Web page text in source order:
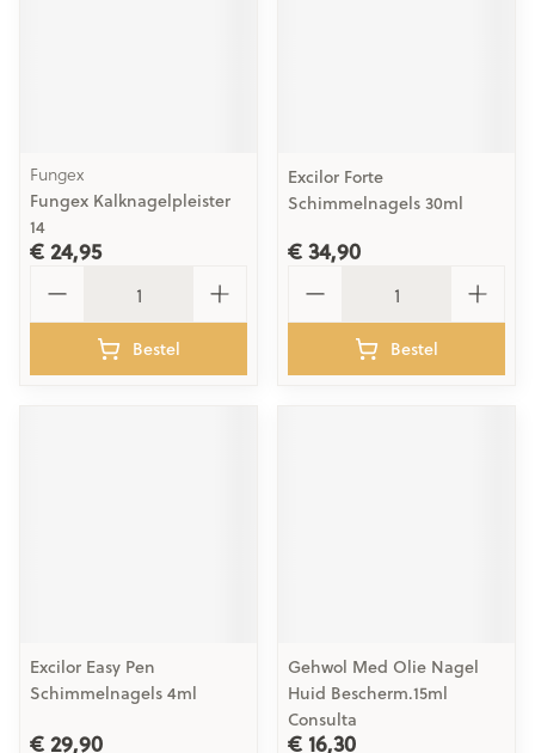
Fungex
Fungex Kalknagelpleister
14
€ 24,95
Bestel
Excilor Forte
Schimmelnagels 30ml
€ 34,90
Bestel
Excilor Easy Pen
Schimmelnagels 4ml
€ 29,90
Gehwol Med Olie Nagel
Huid Bescherm.15ml
Consulta
€ 16,30